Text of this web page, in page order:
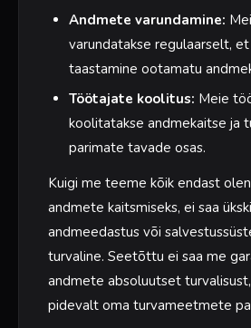
Andmete varundamine:
varundatakse regulaarselt,
taastamine ootamatu
Töötajate koolitus: Meie
koolitatakse andmekaitse ja
parimate tavade osas.
Kuigi me teeme kõik endast
andmete kaitsmiseks, ei saa
andmeedastus või
turvaline. Seetõttu ei saa me
andmete absoluutset
pidevalt oma turvameetmete